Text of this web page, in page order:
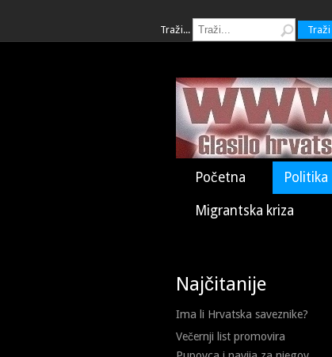
Traži... Traži
Početna Politika
Migrantska kriza
Najčitanije
Ima li Hrvatska saveznike?
Večernji list promovira